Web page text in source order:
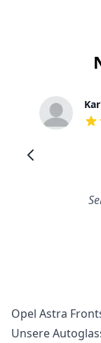
Opel Astra
Unsere